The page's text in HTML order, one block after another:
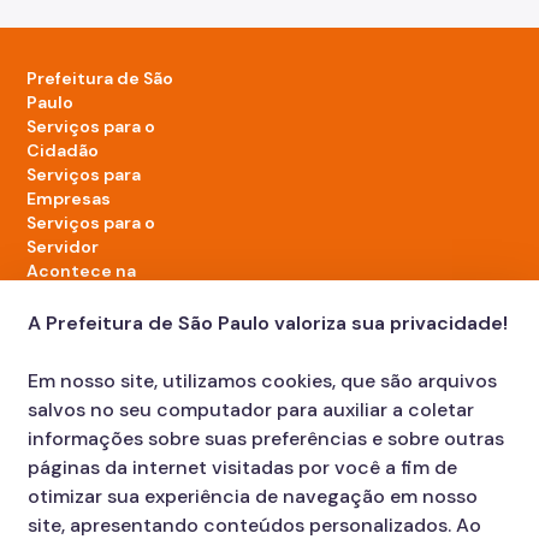
Prefeitura de São
Paulo
Serviços para o
Cidadão
Serviços para
Empresas
Serviços para o
Servidor
Acontece na
LinkedIn da Prefeitura de São Paulo
TikTok da Prefeitura de São Paulo
YouTube da Prefeitura de São Paulo
X da Prefeitura de São Paulo
Instagram da Prefeitura de São Paulo
Facebook da Prefeitura de São Paulo
Diário Oficial
A Prefeitura de São Paulo valoriza sua privacidade!
Em nosso site, utilizamos cookies, que são arquivos
salvos no seu computador para auxiliar a coletar
informações sobre suas preferências e sobre outras
páginas da internet visitadas por você a fim de
otimizar sua experiência de navegação em nosso
site, apresentando conteúdos personalizados. Ao